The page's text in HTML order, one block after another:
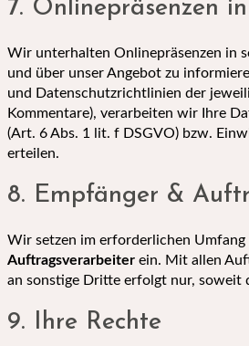
7. Onlinepräsenzen
Wir unterhalten Onlinepräsenzen in
und über unser Angebot zu
und Datenschutzrichtlinien der
Kommentare), verarbeiten wir Ihre
(Art. 6 Abs. 1 lit. f DSGVO) bzw.
erteilen.
8. Empfänger &
Wir setzen im erforderlichen Umfang
Auftragsverarbeiter ein. Mit allen
an sonstige Dritte erfolgt nur, soweit
9. Ihre Rechte